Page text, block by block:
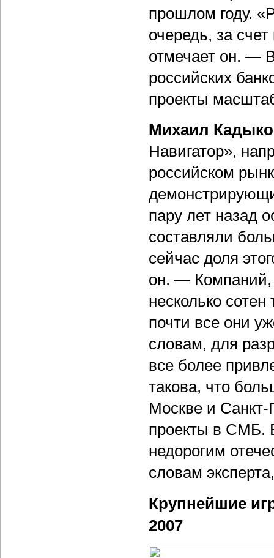
прошлом году.
очередь, за
отмечает он. —
российских
проекты
Михаил
Навигатор»,
российском
пару лет назад
составляли
сейчас доля
он. — Компаний,
несколько
почти все они
словам, для
все более
такова, что
Москве и Санкт-
проекты в СМБ.
недорогим
словам
Крупнейшие
2007